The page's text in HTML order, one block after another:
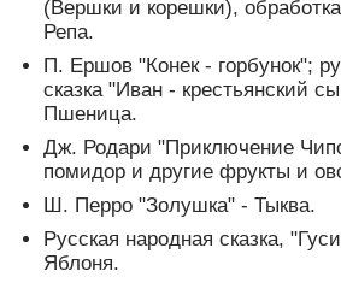
(Вершки и корешки),
Репа.
П. Ершов "Конек - горбунок";
сказка "Иван - крестьянский
Пшеница.
Дж. Родари "Приключение
помидор и другие фрукты и
Ш. Перро "Золушка" - Тыква.
Русская народная сказка,
Яблоня.